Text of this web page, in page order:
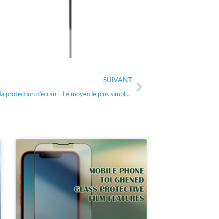
SUIVANT
Cadre d’installation de la protection d’écran – Le moyen le plus simple d’obtenir une protection d’écran parfaite
Suivant